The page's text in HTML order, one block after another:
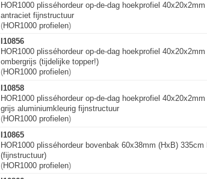
HOR1000 plisséhordeur op-de-dag hoekprofiel
antraciet fijnstructuur
(HOR1000 profielen)
I10856
HOR1000 plisséhordeur op-de-dag hoekprofiel
ombergrijs (tijdelijke topper!)
(HOR1000 profielen)
I10858
HOR1000 plisséhordeur op-de-dag hoekprofiel
grijs aluminiumkleurig fijnstructuur
(HOR1000 profielen)
I10865
HOR1000 plisséhordeur bovenbak 60x38mm (HxB)
(fijnstructuur)
(HOR1000 profielen)